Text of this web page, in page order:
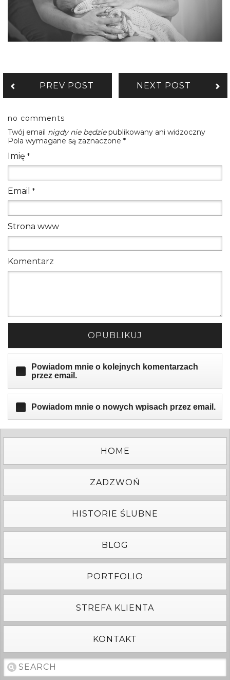
PREV POST NEXT POST
no comments
Twój email nigdy nie będziepublikowany ani widzoczny
Pola wymagane są zaznaczone *
Imię *
Email *
Strona www
Komentarz
OPUBLIKUJ
Powiadom mnie o kolejnych komentarzach
przez email.
Powiadom mnie o nowych wpisach przez email.
HOME
ZADZWOŃ
HISTORIE ŚLUBNE
BLOG
PORTFOLIO
STREFA KLIENTA
KONTAKT